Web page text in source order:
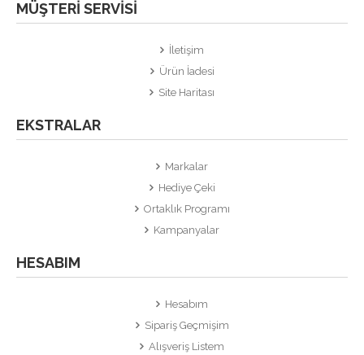
MÜŞTERI SERVISI
İletişim
Ürün İadesi
Site Haritası
EKSTRALAR
Markalar
Hediye Çeki
Ortaklık Programı
Kampanyalar
HESABIM
Hesabım
Sipariş Geçmişim
Alışveriş Listem